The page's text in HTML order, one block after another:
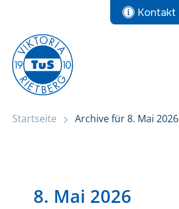
springen
Kontakt
Startseite Archive für 8. Mai 2026
8. Mai 2026